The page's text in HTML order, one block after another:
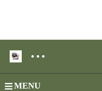
MENU